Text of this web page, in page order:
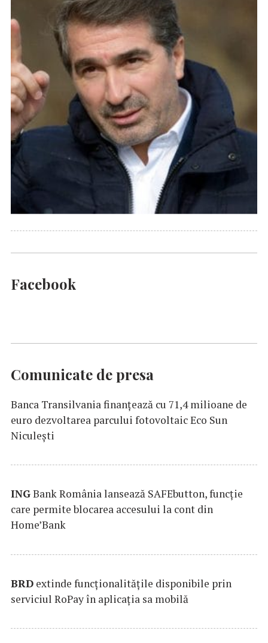
Facebook
Comunicate de presa
Banca Transilvania finanțează cu 71,4 milioane de
euro dezvoltarea parcului fotovoltaic Eco Sun
Niculești
INGBank România lansează SAFEbutton, funcţie
care permite blocarea accesului la cont din
Home’Bank
BRD extinde funcţionalităţile disponibile prin
serviciul RoPay în aplicaţia sa mobilă